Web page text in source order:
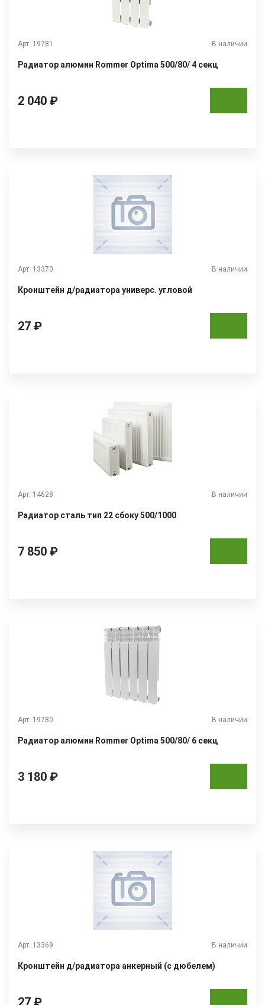
Арт. 19781 В наличии
Радиатор алюмин Rommer Optima 500/80/ 4 секц
2 040 ₽
Арт. 13370 В наличии
Кронштейн д/радиатора универс. угловой
27 ₽
Арт. 14628 В наличии
Радиатор сталь тип 22 сбоку 500/1000
7 850 ₽
Арт. 19780 В наличии
Радиатор алюмин Rommer Optima 500/80/ 6 секц
3 180 ₽
Арт. 13369 В наличии
Кронштейн д/радиатора анкерный (с дюбелем)
27 ₽